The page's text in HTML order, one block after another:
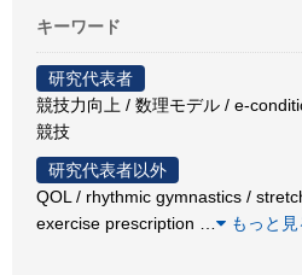
キーワード
研究代表者
競技力向上 / 数理モデル / e-
競技
研究代表者以外
QOL / rhythmic gymnastics /
exercise prescription
もっと見